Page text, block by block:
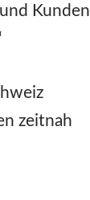
Kunden
zeitnah